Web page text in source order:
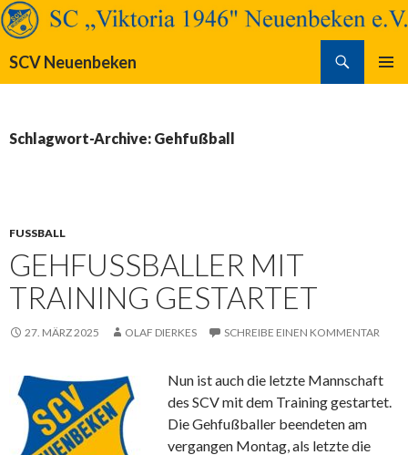
SCV Neuenbeken
Schlagwort-Archive: Gehfußball
FUSSBALL
GEHFUSSBALLER MIT T
RAINING GESTARTET
27. MÄRZ 2025 OLAF DIERKES SCHREIBE EINEN KOMMENTAR
Nun ist auch die letzte Mannschaft
des SCV mit dem Training gestartet.
Die Gehfußballer beendeten am
vergangen Montag, als letzte die